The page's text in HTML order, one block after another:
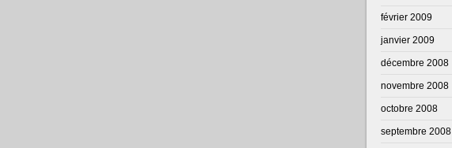
février 2009
janvier 2009
décembre 2008
novembre 2008
octobre 2008
septembre 2008